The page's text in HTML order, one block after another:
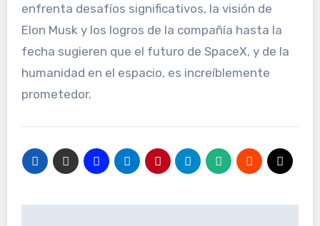
enfrenta desafíos significativos, la visión de
Elon Musk y los logros de la compañía hasta la
fecha sugieren que el futuro de SpaceX, y de la
humanidad en el espacio, es increíblemente
prometedor.